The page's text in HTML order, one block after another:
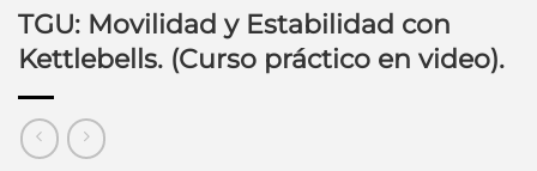
TGU: Movilidad y Estabilidad con
Kettlebells. (Curso práctico en video).